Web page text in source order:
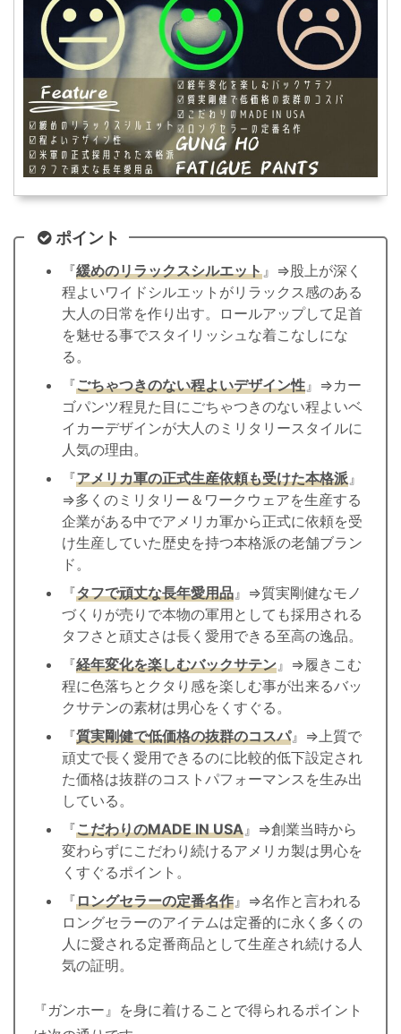
ポイント
『緩めのリラックスシルエット』⇒股上が深く
程よいワイドシルエットがリラックス感のある
大人の日常を作り出す。ロールアップして足首
を魅せる事でスタイリッシュな着こなしにな
る。
『ごちゃつきのない程よいデザイン性』⇒カー
ゴパンツ程見た目にごちゃつきのない程よいベ
イカーデザインが大人のミリタリースタイルに
人気の理由。
『アメリカ軍の正式生産依頼も受けた本格派』
⇒多くのミリタリー＆ワークウェアを生産する
企業がある中でアメリカ軍から正式に依頼を受
け生産していた歴史を持つ本格派の老舗ブラン
ド。
『タフで頑丈な長年愛用品』⇒質実剛健なモノ
づくりが売りで本物の軍用としても採用される
タフさと頑丈さは長く愛用できる至高の逸品。
『経年変化を楽しむバックサテン』⇒履きこむ
程に色落ちとクタり感を楽しむ事が出来るバッ
クサテンの素材は男心をくすぐる。
『質実剛健で低価格の抜群のコスパ』⇒上質で
頑丈で長く愛用できるのに比較的低下設定され
た価格は抜群のコストパフォーマンスを生み出
している。
『こだわりのMADE IN USA』⇒創業当時から
変わらずにこだわり続けるアメリカ製は男心を
くすぐるポイント。
『ロングセラーの定番名作』⇒名作と言われる
ロングセラーのアイテムは定番的に永く多くの
人に愛される定番商品として生産され続ける人
気の証明。
『ガンホー』を身に着けることで得られるポイント